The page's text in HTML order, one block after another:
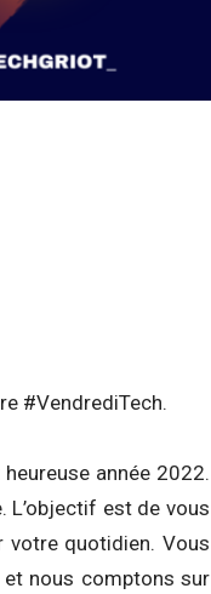
#VendrediTech.
année 2022.
L’objectif est de vous
quotidien. Vous
nous comptons sur